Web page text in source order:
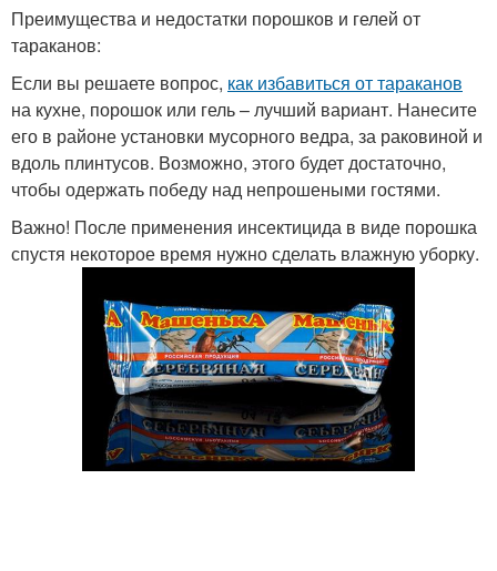
Преимущества и недостатки порошков и гелей от
тараканов:
Если вы решаете вопрос, как избавиться от тараканов
на кухне, порошок или гель – лучший вариант. Нанесите
его в районе установки мусорного ведра, за раковиной и
вдоль плинтусов. Возможно, этого будет достаточно,
чтобы одержать победу над непрошеными гостями.
Важно! После применения инсектицида в виде порошка
спустя некоторое время нужно сделать влажную уборку.